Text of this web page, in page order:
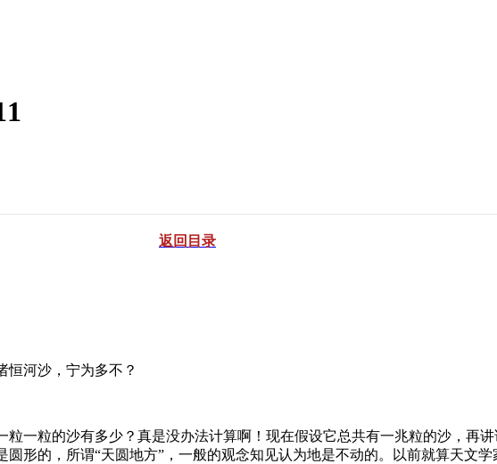
返回目录
河沙，宁为多不？
粒的沙有多少？真是没办法计算啊！现在假设它总共有一兆粒的沙，再
形的，所谓“天圆地方”，一般的观念知见认为地是不动的。以前就算天文